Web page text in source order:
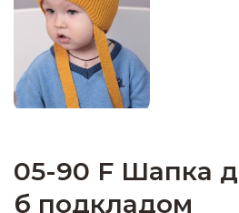
05-90 F Шапка
б подкладом